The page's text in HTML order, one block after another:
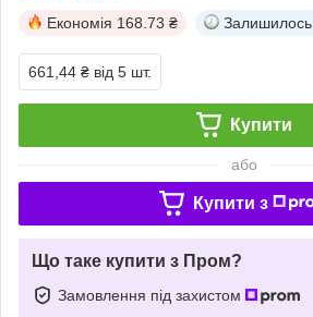
Економія 168.73 ₴ Залишилось
661,44 ₴ від 5 шт.
Купити
або
Купити з
Що таке купити з Пром?
Замовлення під захистом